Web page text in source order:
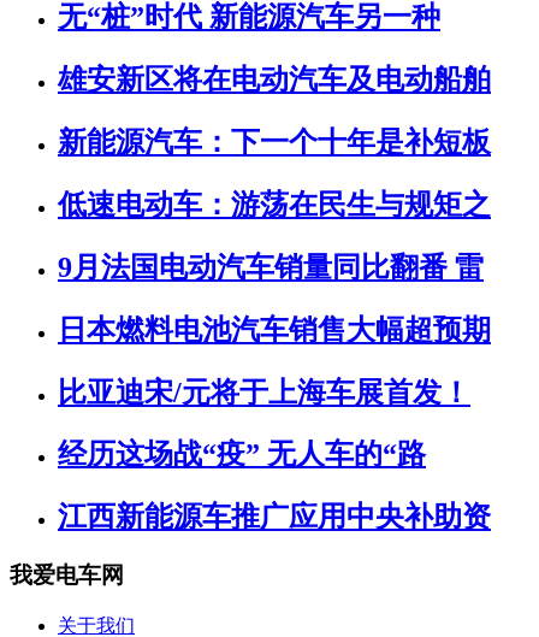
无“桩”时代 新能源汽车另一种
雄安新区将在电动汽车及电动船舶
新能源汽车：下一个十年是补短板
低速电动车：游荡在民生与规矩之
9月法国电动汽车销量同比翻番 雷
日本燃料电池汽车销售大幅超预期
比亚迪宋/元将于上海车展首发！
经历这场战“疫” 无人车的“路
江西新能源车推广应用中央补助资
我爱电车网
关于我们